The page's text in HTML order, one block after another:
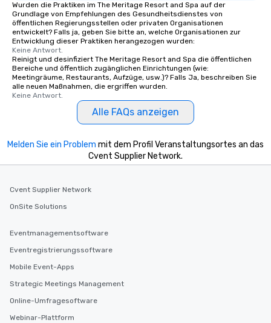
Wurden die Praktiken im The Meritage Resort and Spa auf der
Grundlage von Empfehlungen des Gesundheitsdienstes von
öffentlichen Regierungsstellen oder privaten Organisationen
entwickelt? Falls ja, geben Sie bitte an, welche Organisationen zur
Entwicklung dieser Praktiken herangezogen wurden:
Keine Antwort.
Reinigt und desinfiziert The Meritage Resort and Spa die öffentlichen
Bereiche und öffentlich zugänglichen Einrichtungen (wie:
Meetingräume, Restaurants, Aufzüge, usw.)? Falls Ja, beschreiben Sie
alle neuen Maßnahmen, die ergriffen wurden.
Keine Antwort.
Alle FAQs anzeigen
Melden Sie ein Problem mit dem Profil Veranstaltungsortes an das
Cvent Supplier Network.
Cvent Supplier Network
OnSite Solutions
Eventmanagementsoftware
Eventregistrierungssoftware
Mobile Event-Apps
Strategic Meetings Management
Online-Umfragesoftware
Webinar-Plattform